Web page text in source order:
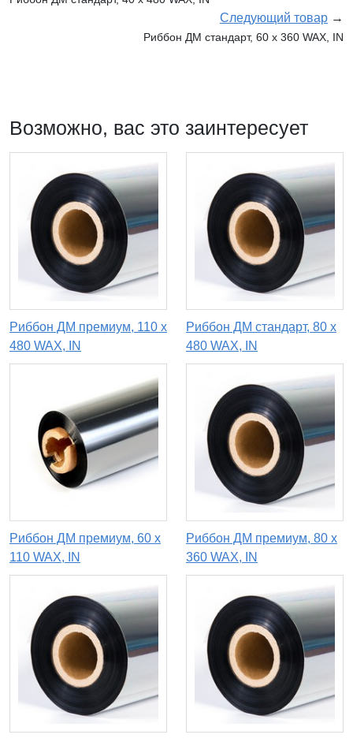
Следующий товар →
Риббон ДМ стандарт, 60 х 360 WAX, IN
Возможно, вас это заинтересует
Риббон ДМ премиум, 110 х
480 WAX, IN
Риббон ДМ стандарт, 80 х
480 WAX, IN
Риббон ДМ премиум, 60 x
110 WAX, IN
Риббон ДМ премиум, 80 х
360 WAX, IN